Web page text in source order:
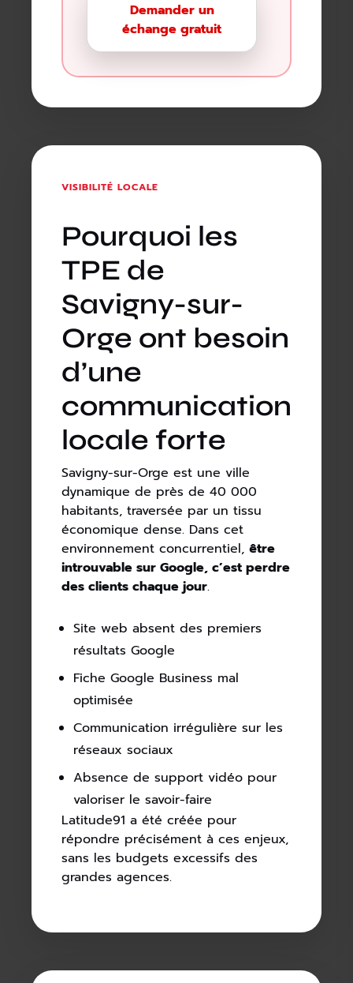
Demander un
échange gratuit
VISIBILITÉ LOCALE
Pourquoi les
TPE de
Savigny-sur-
Orge ont besoin
d’une
communication
locale forte
Savigny-sur-Orge est une ville
dynamique de près de 40 000
habitants, traversée par un tissu
économique dense. Dans cet
environnement concurrentiel, être
introuvable sur Google, c’est perdre
des clients chaque jour.
Site web absent des premiers
résultats Google
Fiche Google Business mal
optimisée
Communication irrégulière sur les
réseaux sociaux
Absence de support vidéo pour
valoriser le savoir-faire
Latitude91 a été créée pour
répondre précisément à ces enjeux,
sans les budgets excessifs des
grandes agences.